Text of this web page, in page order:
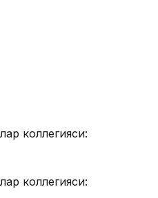
коллегияси:
коллегияси: